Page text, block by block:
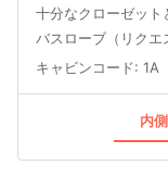
十分なクローゼット
バスローブ（リクエ
キャビンコード: 1A
内